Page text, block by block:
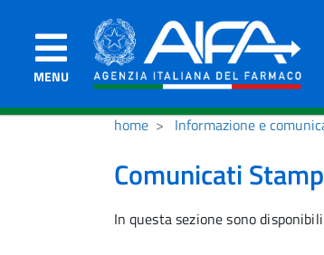
MENU
home Informazione e
Comunicati
In questa sezione sono